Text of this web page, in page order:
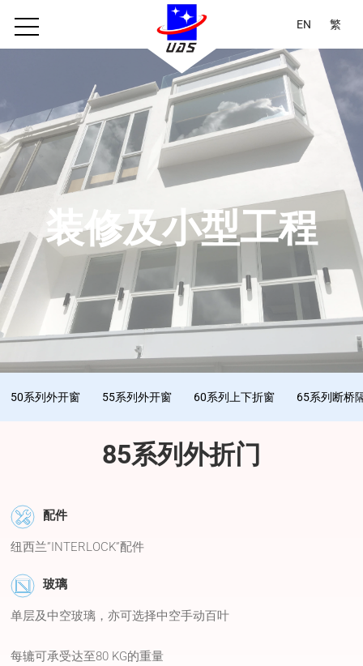
EN 繁
装修及小型工程
50系列外开窗 55系列外开窗 60系列上下折窗 65系列断桥
85系列外折门
配件
纽西兰”INTERLOCK”配件
玻璃
单层及中空玻璃，亦可选择中空手动百叶
每辘可承受达至80 KG的重量